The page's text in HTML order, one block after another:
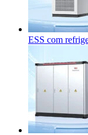
ESS com